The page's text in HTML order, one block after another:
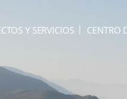
Y SERVICIOS CENTRO